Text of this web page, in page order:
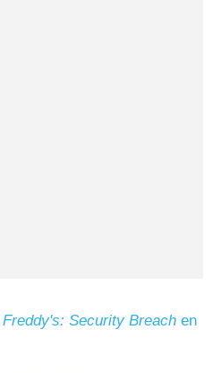
Security Breach en